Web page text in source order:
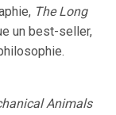
The Long
un best-seller,
Animals